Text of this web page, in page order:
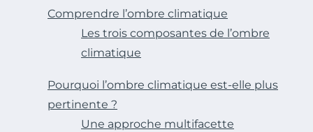
Comprendre l’ombre climatique
Les trois composantes de l’ombre
climatique
Pourquoi l’ombre climatique est-elle plus
pertinente ?
Une approche multifacette